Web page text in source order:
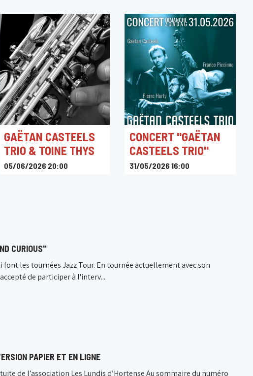
GAËTAN CASTEELS
TRIO & TOINE THYS
05/06/2026 20:00
CONCERT "GAËTAN
CASTEELS TRIO"
31/05/2026 16:00
CURIOUS"
les tournées Jazz Tour. En tournée actuellement avec son
de participer à l'interv...
PAPIER ET EN LIGNE
de l’association Les Lundis d’Hortense Au sommaire du numéro